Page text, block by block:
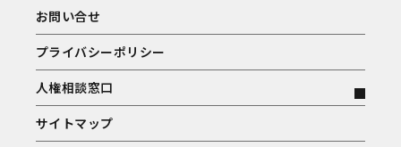
お問い合せ
プライバシーポリシー
人権相談窓口
サイトマップ